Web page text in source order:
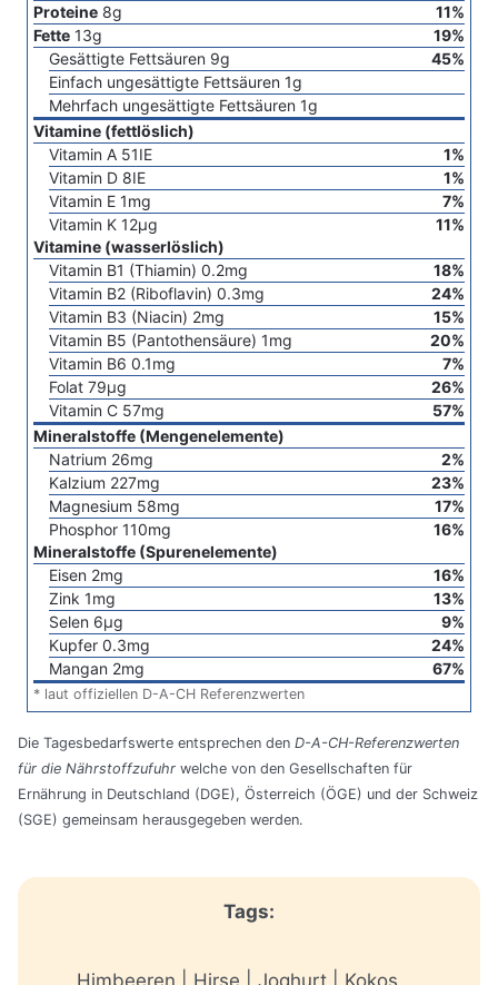
Proteine 8g 11%
Fette 13g 19%
Gesättigte Fettsäuren 9g 45%
Einfach ungesättigte Fettsäuren 1g
Mehrfach ungesättigte Fettsäuren 1g
Vitamine (fettlöslich)
Vitamin A 51IE 1%
Vitamin D 8IE 1%
Vitamin E 1mg 7%
Vitamin K 12µg 11%
Vitamine (wasserlöslich)
Vitamin B1 (Thiamin) 0.2mg 18%
Vitamin B2 (Riboflavin) 0.3mg 24%
Vitamin B3 (Niacin) 2mg 15%
Vitamin B5 (Pantothensäure) 1mg 20%
Vitamin B6 0.1mg 7%
Folat 79µg 26%
Vitamin C 57mg 57%
Mineralstoffe (Mengenelemente)
Natrium 26mg 2%
Kalzium 227mg 23%
Magnesium 58mg 17%
Phosphor 110mg 16%
Mineralstoffe (Spurenelemente)
Eisen 2mg 16%
Zink 1mg 13%
Selen 6µg 9%
Kupfer 0.3mg 24%
Mangan 2mg 67%
* laut offiziellen D-A-CH Referenzwerten
Die Tagesbedarfswerte entsprechen den D-A-CH-Referenzwerten
für die Nährstoffzufuhr welche von den Gesellschaften für
Ernährung in Deutschland (DGE), Österreich (ÖGE) und der Schweiz
(SGE) gemeinsam herausgegeben werden.
Tags: